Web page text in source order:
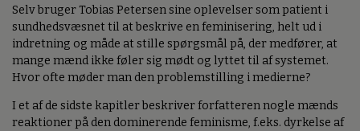
Selv bruger Tobias Petersen sine oplevelser som patient i
sundhedsvæsnet til at beskrive en feminisering, helt ud i
indretning og måde at stille spørgsmål på, der medfører, at
mange mænd ikke føler sig mødt og lyttet til af systemet.
Hvor ofte møder man den problemstilling i medierne?
I et af de sidste kapitler beskriver forfatteren nogle mænds
reaktioner på den dominerende feminisme, f.eks. dyrkelse af